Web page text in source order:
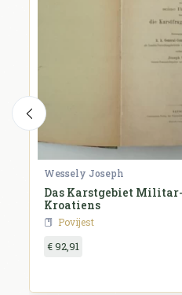
Wessely Joseph
Das Karstgebiet Militar-
Kroatiens
Povijest
€ 92,91